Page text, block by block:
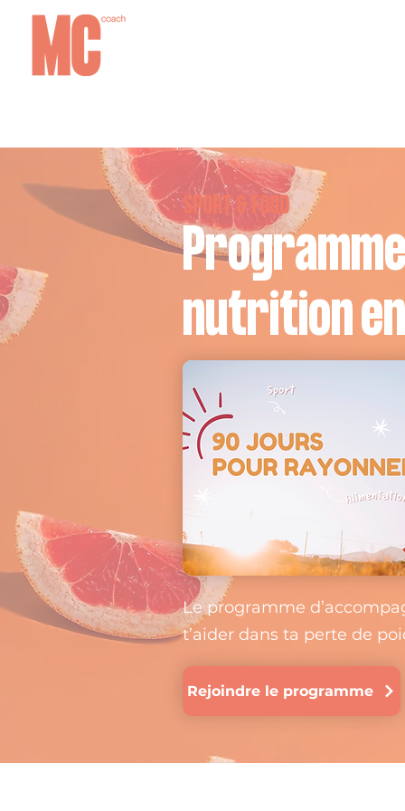
SPORT & FOOD
nutrition
Le programme
t’aider dans ta perte de
Rejoindre le programme